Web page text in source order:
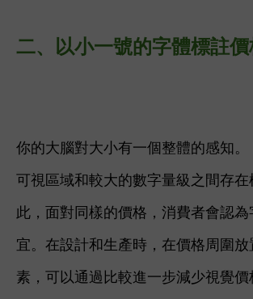
二、以小一號的字體標註
你的大腦對大小有一個整體的感知
可視區域和較大的數字量級之間存在
此，面對同樣的價格，消費者會認
宜。 在設計和生產時，在價格周圍放
素，可以通過比較進一步減少視覺